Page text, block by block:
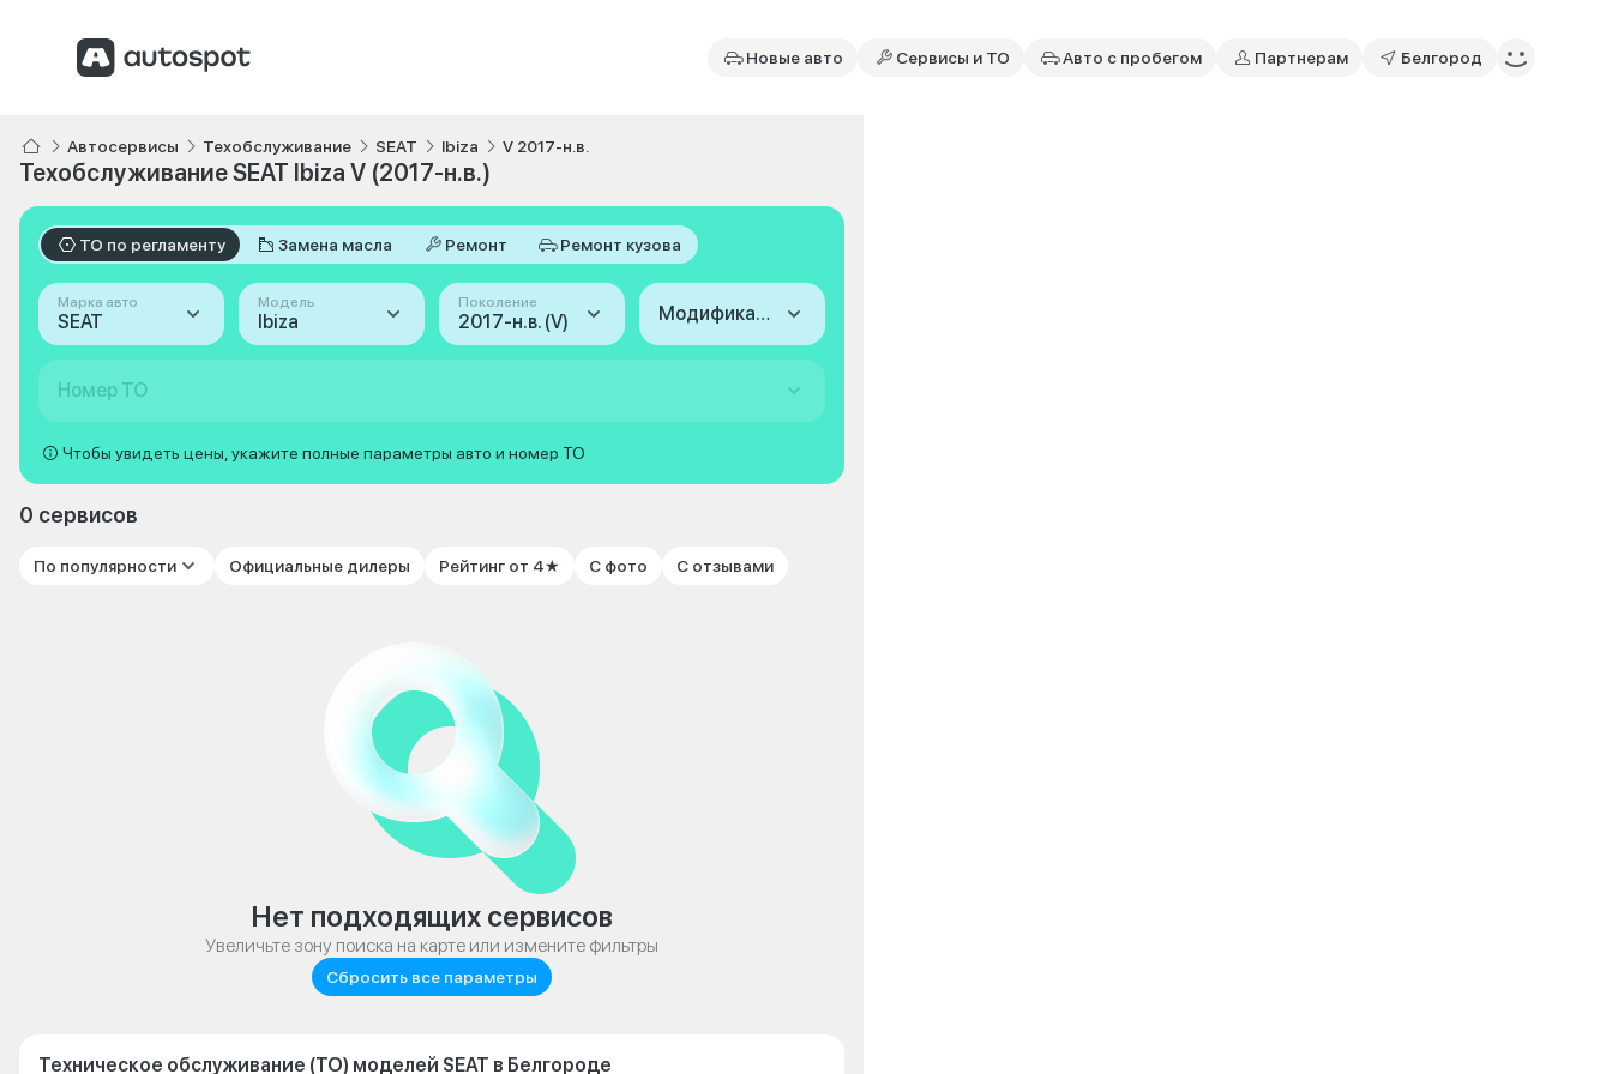
Новые авто Сервисы и ТО Авто с пробегом Партнерам Белгород
Автосервисы Техобслуживание SEAT Ibiza V 2017-н.в.
Техобслуживание SEAT Ibiza V (2017-н.в.)
ТО по регламенту Замена масла Ремонт Ремонт кузова
Марка авто
SEAT
Модель
Ibiza
Поколение
2017-н.в. (V) Модификация
Номер ТО
Чтобы увидеть цены, укажите полные параметры авто и номер ТО
0 сервисов
По популярности Официальные дилеры Рейтинг от 4★ С фото С отзывами
Нет подходящих сервисов
Увеличьте зону поиска на карте или измените фильтры
Сбросить все параметры
Техническое обслуживание (ТО) моделей SEAT в Белгороде